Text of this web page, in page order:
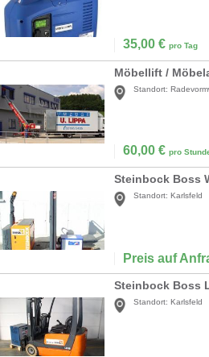
35,00 € pro Tag
Möbellift /
Standort:
60,00 € pro
Steinbock Boss
Standort: Karlsfeld
Preis auf
Steinbock Boss
Standort: Karlsfeld